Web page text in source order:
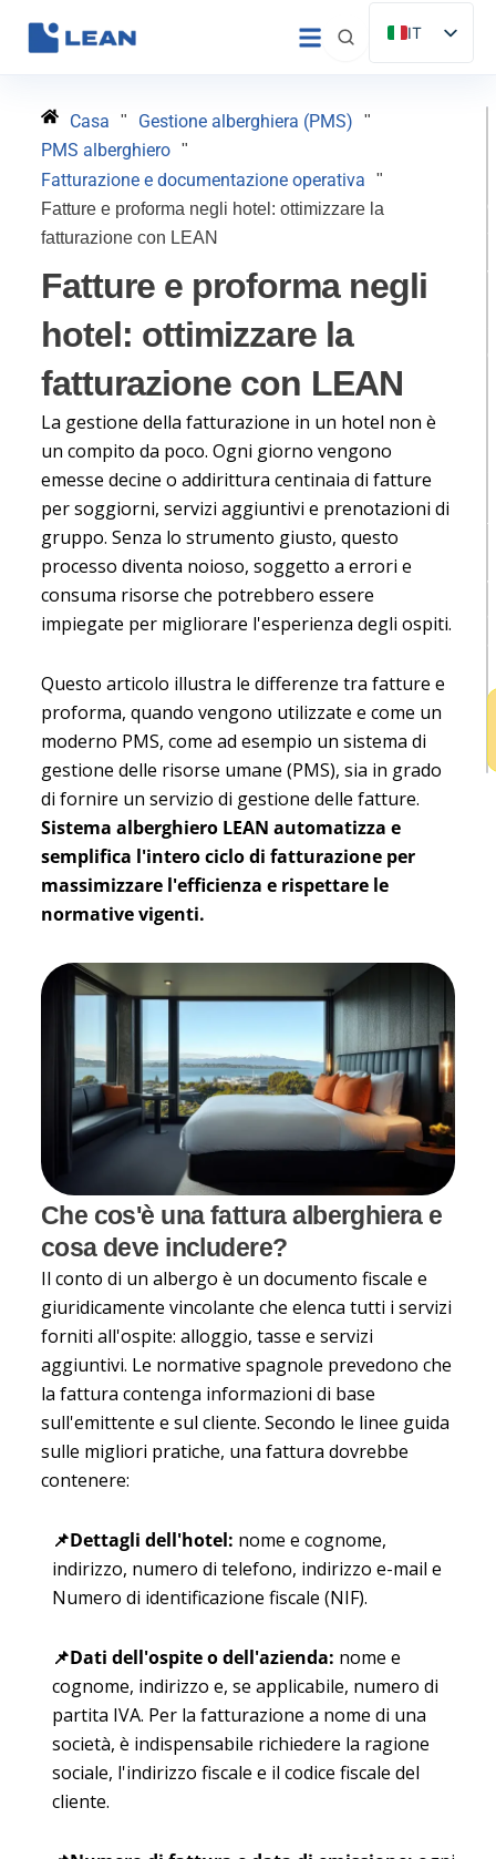
IT
ES
Casa " Gestione alberghiera (PMS) "
PMS alberghiero "
Fatturazione e documentazione operativa
"
Fatture e proforma negli hotel: ottimizzare la
fatturazione con LEAN
Fatture e proforma negli
hotel: ottimizzare la
fatturazione con LEAN
La gestione della fatturazione in un hotel non è
un compito da poco. Ogni giorno vengono
emesse decine o addirittura centinaia di fatture
per soggiorni, servizi aggiuntivi e prenotazioni di
gruppo. Senza lo strumento giusto, questo
processo diventa noioso, soggetto a errori e
consuma risorse che potrebbero essere
impiegate per migliorare l'esperienza degli ospiti.
Questo articolo illustra le differenze tra fatture e
proforma, quando vengono utilizzate e come un
moderno PMS, come ad esempio un sistema di
gestione delle risorse umane (PMS), sia in grado
di fornire un servizio di gestione delle fatture.
Sistema alberghiero LEAN automatizza e
semplifica l'intero ciclo di fatturazione per
massimizzare l'efficienza e rispettare le
normative vigenti.
Che cos'è una fattura alberghiera e
cosa deve includere?
Il conto di un albergo è un documento fiscale e
giuridicamente vincolante che elenca tutti i servizi
forniti all'ospite: alloggio, tasse e servizi
aggiuntivi. Le normative spagnole prevedono che
la fattura contenga informazioni di base
sull'emittente e sul cliente. Secondo le linee guida
sulle migliori pratiche, una fattura dovrebbe
contenere:
📌Dettagli dell'hotel: nome e cognome,
indirizzo, numero di telefono, indirizzo e-mail e
Numero di identificazione fiscale (NIF).
📌Dati dell'ospite o dell'azienda: nome e
cognome, indirizzo e, se applicabile, numero di
partita IVA. Per la fatturazione a nome di una
società, è indispensabile richiedere la ragione
sociale, l'indirizzo fiscale e il codice fiscale del
cliente.